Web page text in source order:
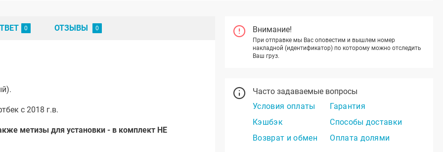
Внимание!
При отправке мы Вас оповестим и вышлем номер
накладной (идентификатор) по которому можно отследить
Ваш груз.
Часто задаваемые вопросы
Условия оплаты
Гарантия
Кэшбэк
Способы доставки
Возврат и обмен
Оплата долями
ОТЗЫВЫ
с 2018 г.в.
метизы для установки - в комплект НЕ